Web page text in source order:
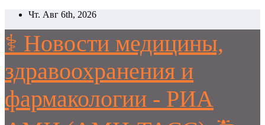
Перейти
содержимому
Чт. Авг 6th, 2026
⚕️ Новости медицины,
здравоохранения и
фармакологии - РИА